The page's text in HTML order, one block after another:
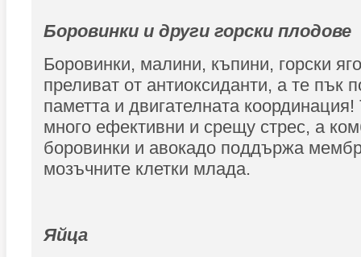
Боровинки и други горски плодове
Боровинки, малини, къпини, горски
преливат от антиоксиданти, а те пък
паметта и двигателната
много ефективни и срещу стрес, а
боровинки и авокадо поддържа
мозъчните клетки млада.
Яйца